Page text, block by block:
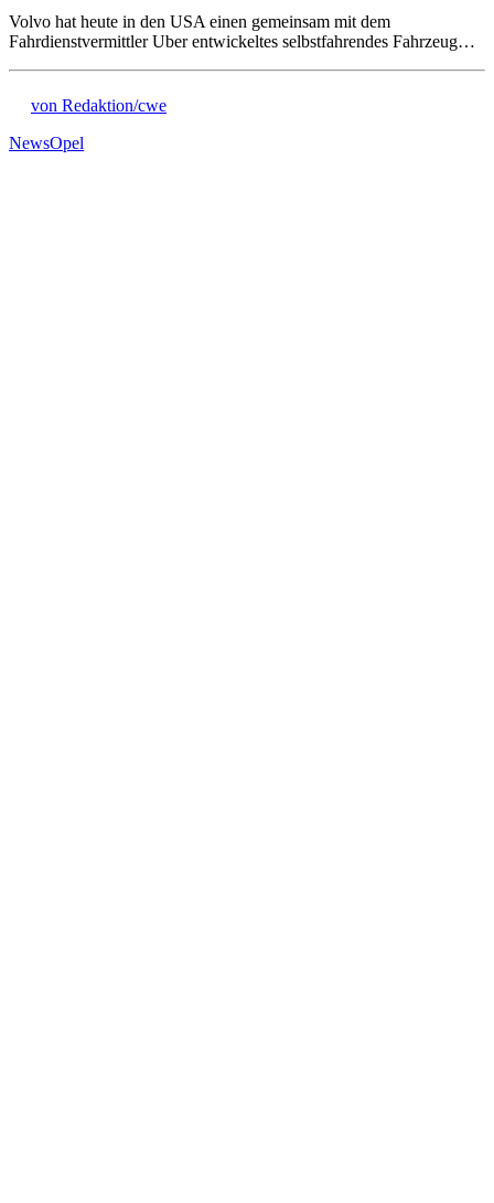
Volvo hat heute in den USA einen gemeinsam mit dem
Fahrdienstvermittler Uber entwickeltes selbstfahrendes Fahrzeug…
von Redaktion/cwe
NewsOpel